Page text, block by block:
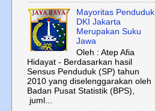
Mayoritas Penduduk
DKI Jakarta
Merupakan Suku
Jawa
Oleh : Atep Afia
Hidayat - Berdasarkan hasil
Sensus Penduduk (SP) tahun
2010 yang diselenggarakan oleh
Badan Pusat Statistik (BPS),
juml...